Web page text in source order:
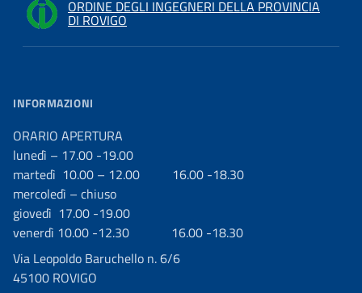
ORDINE DEGLI INGEGNERI DELLA PROVINCIA
DI ROVIGO
INFORMAZIONI
ORARIO APERTURA
lunedì – 17.00 -19.00
martedì 10.00 – 12.00 16.00 -18.30
mercoledì – chiuso
giovedì 17.00 -19.00
venerdì 10.00 -12.30 16.00 -18.30
Via Leopoldo Baruchello n. 6/6
45100 ROVIGO